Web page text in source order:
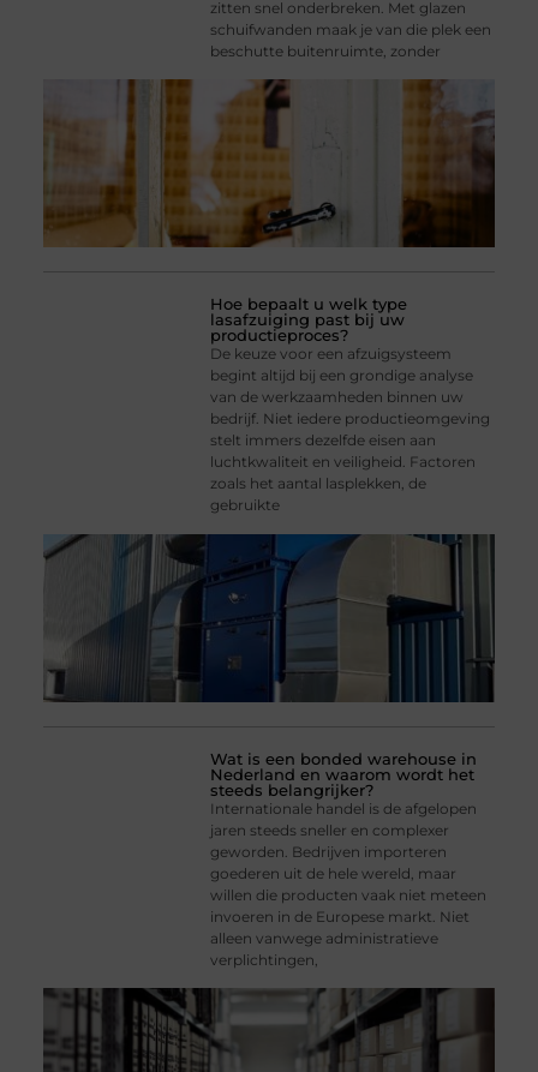
zitten snel onderbreken. Met glazen
schuifwanden maak je van die plek een
beschutte buitenruimte, zonder
Hoe bepaalt u welk type
lasafzuiging past bij uw
productieproces?
De keuze voor een afzuigsysteem
begint altijd bij een grondige analyse
van de werkzaamheden binnen uw
bedrijf. Niet iedere productieomgeving
stelt immers dezelfde eisen aan
luchtkwaliteit en veiligheid. Factoren
zoals het aantal lasplekken, de
gebruikte
Wat is een bonded warehouse in
Nederland en waarom wordt het
steeds belangrijker?
Internationale handel is de afgelopen
jaren steeds sneller en complexer
geworden. Bedrijven importeren
goederen uit de hele wereld, maar
willen die producten vaak niet meteen
invoeren in de Europese markt. Niet
alleen vanwege administratieve
verplichtingen,